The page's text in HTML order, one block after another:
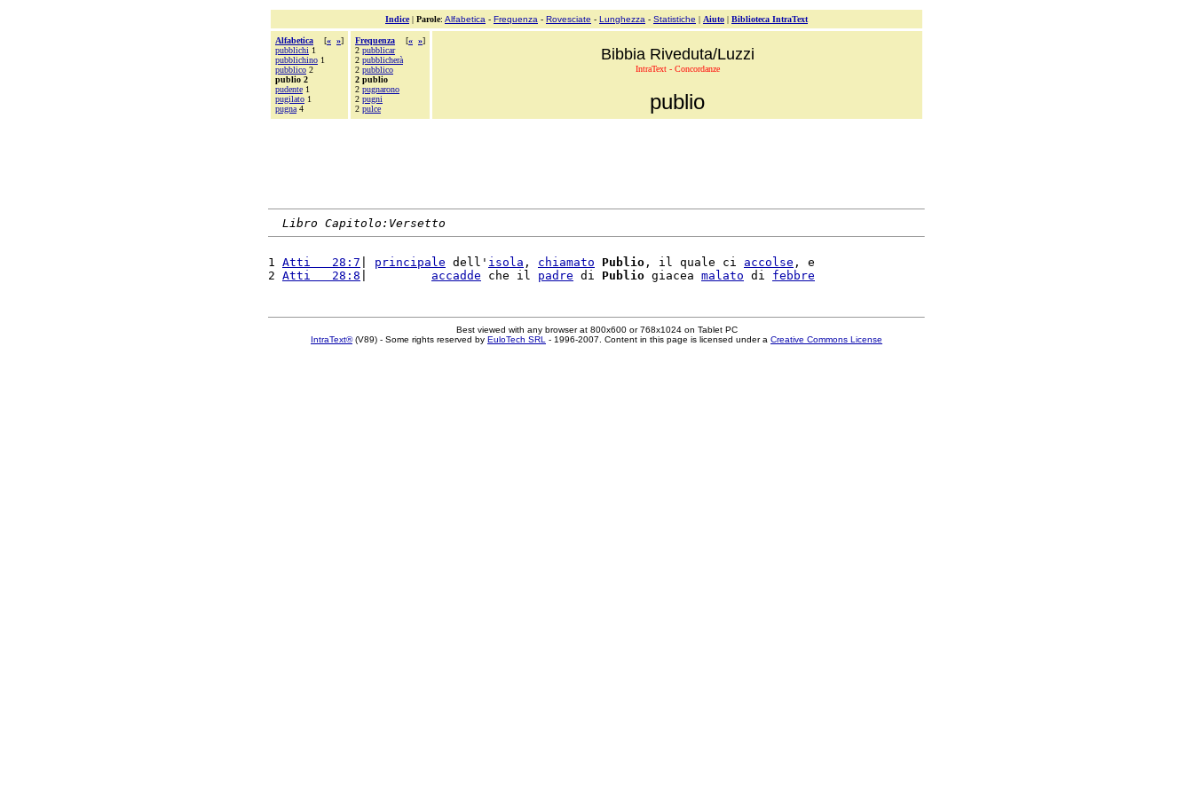
Indice| Parole: Alfabetica - Frequenza - Rovesciate - Lunghezza - Statistiche | Aiuto | Biblioteca IntraText
Alfabetica [« »]
pubblichi 1
pubblichino 1
pubblico 2
publio 2
pudente 1
pugilato 1
pugna 4
Frequenza [« »]
2 pubblicar
2 pubblicherà
2 pubblico
2 publio
2 pugnarono
2 pugni
2 pulce
Bibbia Riveduta/Luzzi
IntraText - Concordanze
publio
Libro Capitolo:Versetto
1 Atti   28:7 principale dell' isola , chiamato Publio , il quale ci accolse , e
2 Atti   28:8 accadde che il padre di Publio giacea malato di febbre
Best viewed with any browser at 800x600 or 768x1024 on Tablet PC
IntraText®(V89) - Some rights reserved by EuloTech SRL - 1996-2007. Content in this page is licensed under a Creative Commons License